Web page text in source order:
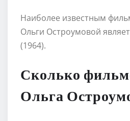
Наиболее известным
Ольги Остроумовой
(1964).
Сколько
Ольга